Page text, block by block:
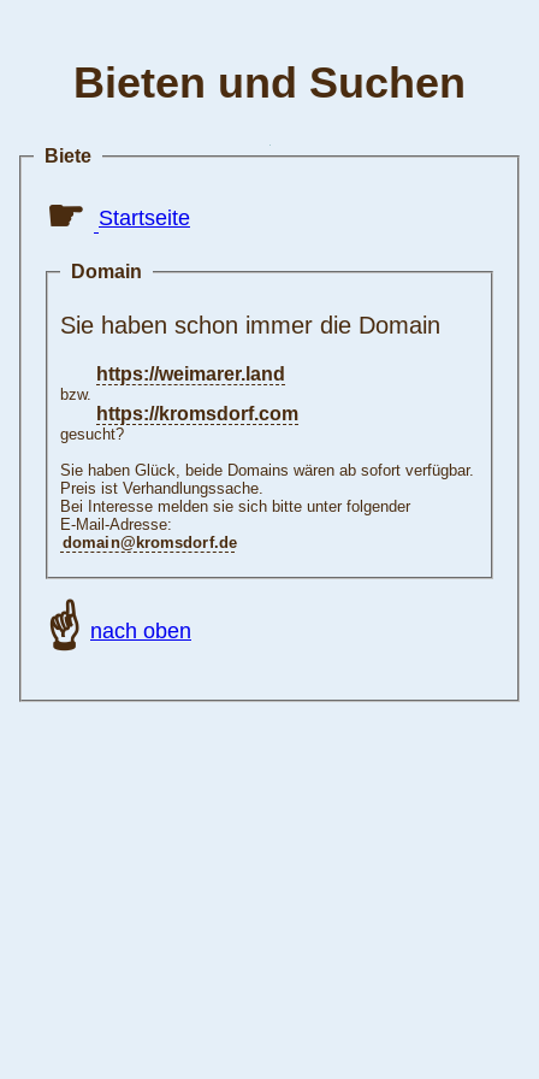
Bieten und Suchen
Biete
☛ Startseite
Domain
Sie haben schon immer die Domain
https://weimarer.land
bzw.
https://kromsdorf.com
gesucht?
Sie haben Glück, beide Domains wären ab sofort verfügbar.
Preis ist Verhandlungssache.
Bei Interesse melden sie sich bitte unter folgender
E-Mail-Adresse:
e d . f r o d s m o r k @ n i a m o d
☝ nach oben